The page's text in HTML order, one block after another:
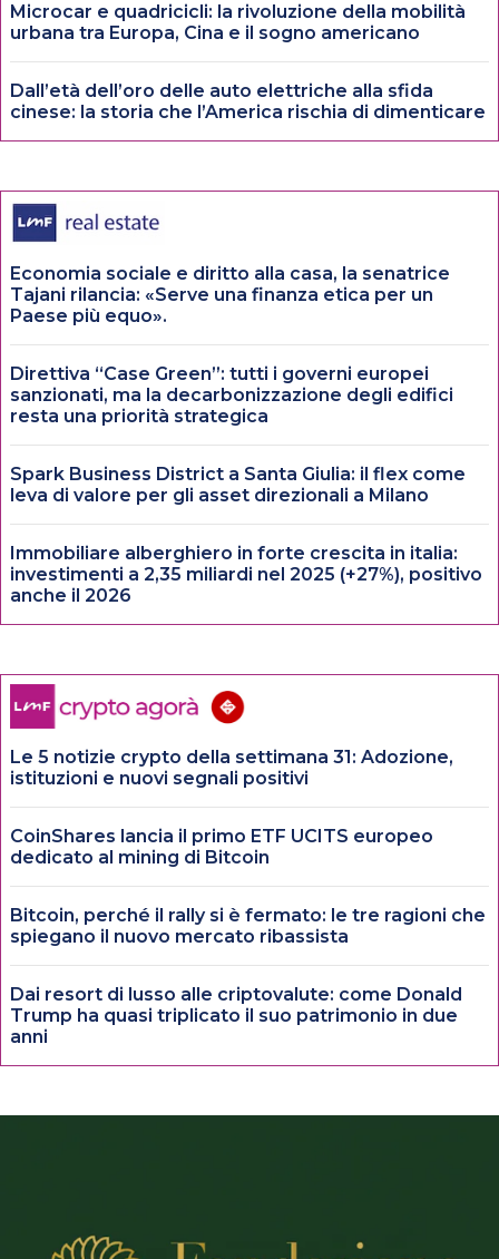
Microcar e quadricicli: la rivoluzione della mobilità
urbana tra Europa, Cina e il sogno americano
Dall’età dell’oro delle auto elettriche alla sfida
cinese: la storia che l’America rischia di dimenticare
Economia sociale e diritto alla casa, la senatrice
Tajani rilancia: «Serve una finanza etica per un
Paese più equo».
Direttiva “Case Green”: tutti i governi europei
sanzionati, ma la decarbonizzazione degli edifici
resta una priorità strategica
Spark Business District a Santa Giulia: il flex come
leva di valore per gli asset direzionali a Milano
Immobiliare alberghiero in forte crescita in italia:
investimenti a 2,35 miliardi nel 2025 (+27%), positivo
anche il 2026
Le 5 notizie crypto della settimana 31: Adozione,
istituzioni e nuovi segnali positivi
CoinShares lancia il primo ETF UCITS europeo
dedicato al mining di Bitcoin
Bitcoin, perché il rally si è fermato: le tre ragioni che
spiegano il nuovo mercato ribassista
Dai resort di lusso alle criptovalute: come Donald
Trump ha quasi triplicato il suo patrimonio in due
anni